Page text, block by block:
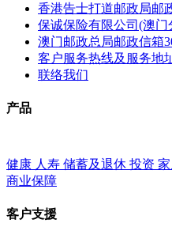
香港告士打道邮政局邮
保诚保险有限公司(澳门
澳门邮政总局邮政信箱
客户服务热线及服务地
联络我们
产品
健康 人寿 储蓄及退休 投资
商业保障
客户支援